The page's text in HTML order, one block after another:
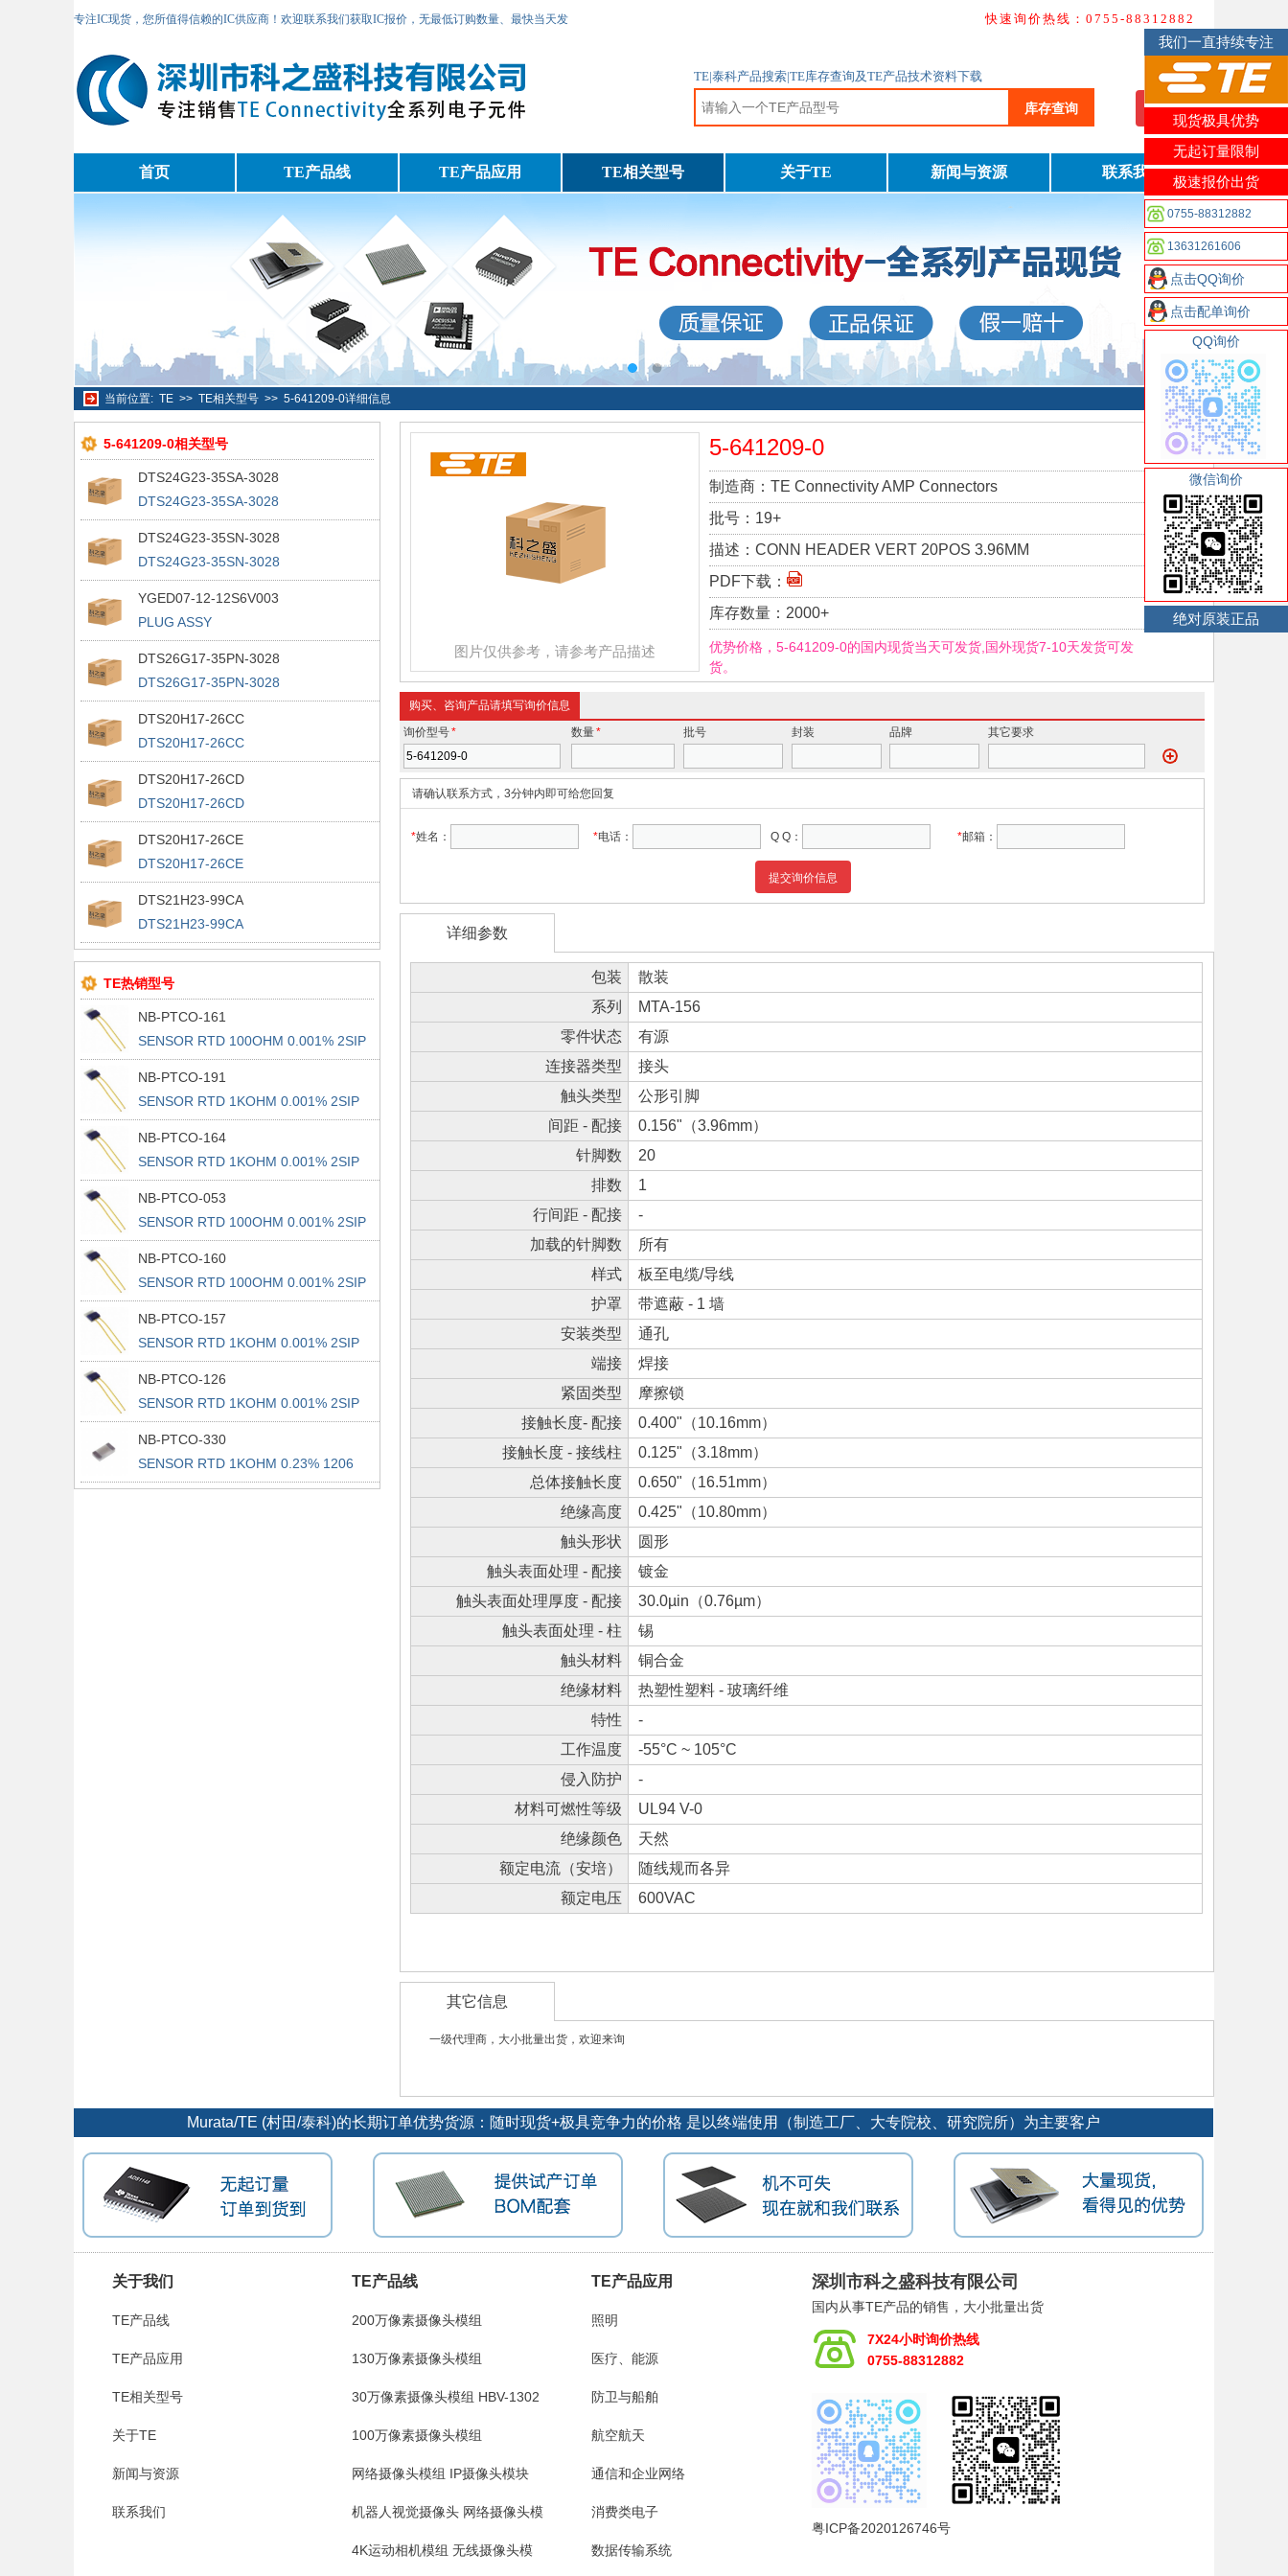
专注IC现货，您所值得信赖的IC供应商！欢迎联系我们获取IC报价，无最低订购数量、最快当天发 快速询价热线：0755-88312882
TE|泰科产品搜索|TE库存查询及TE产品技术资料下载
库存查询 我要询价
首页 TE产品线 TE产品应用 TE相关型号 关于TE 新闻与资源 联系我们
当前位置: TE >> TE相关型号 >> 5-641209-0详细信息
5-641209-0相关型号
DTS24G23-35SA-3028
DTS24G23-35SA-3028
DTS24G23-35SN-3028
DTS24G23-35SN-3028
YGED07-12-12S6V003
PLUG ASSY
DTS26G17-35PN-3028
DTS26G17-35PN-3028
DTS20H17-26CC
DTS20H17-26CC
DTS20H17-26CD
DTS20H17-26CD
DTS20H17-26CE
DTS20H17-26CE
DTS21H23-99CA
DTS21H23-99CA
TE热销型号
NB-PTCO-161
SENSOR RTD 100OHM 0.001% 2SIP
NB-PTCO-191
SENSOR RTD 1KOHM 0.001% 2SIP
NB-PTCO-164
SENSOR RTD 1KOHM 0.001% 2SIP
NB-PTCO-053
SENSOR RTD 100OHM 0.001% 2SIP
NB-PTCO-160
SENSOR RTD 100OHM 0.001% 2SIP
NB-PTCO-157
SENSOR RTD 1KOHM 0.001% 2SIP
NB-PTCO-126
SENSOR RTD 1KOHM 0.001% 2SIP
NB-PTCO-330
SENSOR RTD 1KOHM 0.23% 1206
图片仅供参考，请参考产品描述
5-641209-0
制造商： TE Connectivity AMP Connectors
批号： 19+
描述： CONN HEADER VERT 20POS 3.96MM
PDF下载：
库存数量： 2000+
优势价格，5-641209-0的国内现货当天可发货,国外现货7-10天发货可发
货。
购买、咨询产品请填写询价信息
询价型号* 数量* 批号 封装 品牌 其它要求
请确认联系方式，3分钟内即可给您回复
*姓名： *电话： Q Q： *邮箱：
提交询价信息
详细参数
包装
散装
系列
MTA-156
零件状态
有源
连接器类型
接头
触头类型
公形引脚
间距 - 配接
0.156"（3.96mm）
针脚数
20
排数
1
行间距 - 配接
-
加载的针脚数
所有
样式
板至电缆/导线
护罩
带遮蔽 - 1 墙
安装类型
通孔
端接
焊接
紧固类型
摩擦锁
接触长度- 配接
0.400"（10.16mm）
接触长度 - 接线柱
0.125"（3.18mm）
总体接触长度
0.650"（16.51mm）
绝缘高度
0.425"（10.80mm）
触头形状
圆形
触头表面处理 - 配接
镀金
触头表面处理厚度 - 配接
30.0µin（0.76µm）
触头表面处理 - 柱
锡
触头材料
铜合金
绝缘材料
热塑性塑料 - 玻璃纤维
特性
-
工作温度
-55°C ~ 105°C
侵入防护
-
材料可燃性等级
UL94 V-0
绝缘颜色
天然
额定电流（安培）
随线规而各异
额定电压
600VAC
其它信息
一级代理商，大小批量出货，欢迎来询
Murata/TE (村田/泰科)的长期订单优势货源：随时现货+极具竞争力的价格 是以终端使用（制造工厂、大专院校、研究院所）为主要客户
关于我们
TE产品线
TE产品应用
TE相关型号
关于TE
新闻与资源
联系我们
TE产品线
200万像素摄像头模组
HBVCAM-1914F V22
130万像素摄像头模组
HBVCAM-1517 S1.0
30万像素摄像头模组 HBV-1302
S1.0
100万像素摄像头模组
HBVCAM-1920IR-CUT V22
网络摄像头模组 IP摄像头模块
（摄像头主板+IMX335摄像头模
组+网口板）组合
机器人视觉摄像头 网络摄像头模
块（摄像头主板+OS12D40摄像
4K运动相机模组 无线摄像头模
TE产品应用
照明
医疗、能源
防卫与船舶
航空航天
通信和企业网络
消费类电子
数据传输系统
深圳市科之盛科技有限公司
国内从事TE产品的销售，大小批量出货
7X24小时询价热线
0755-88312882
粤ICP备2020126746号
我们一直持续专注
现货极具优势
无起订量限制
极速报价出货
0755-88312882
13631261606
点击QQ询价
点击配单询价
QQ询价
微信询价
绝对原装正品